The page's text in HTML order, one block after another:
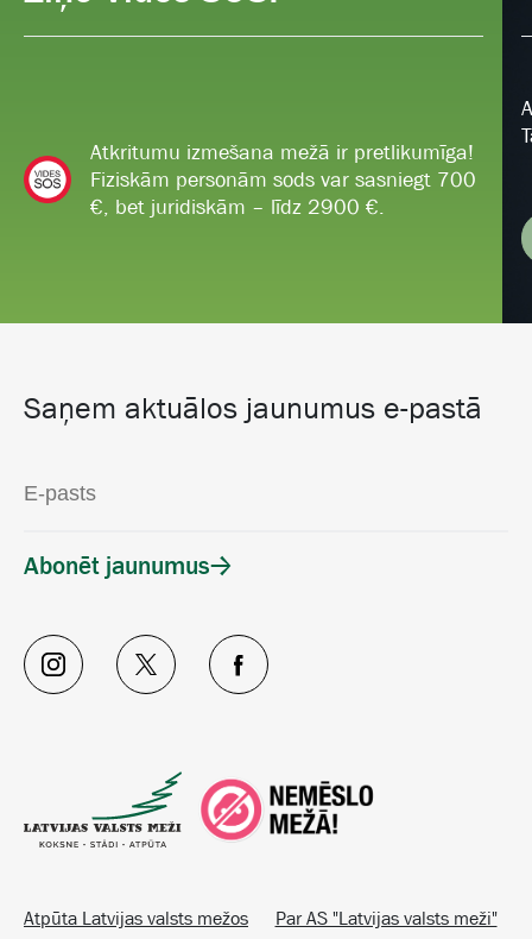
Atkritumu izmešana mežā ir pretlikumīga!
Fiziskām personām sods var sasniegt 700
€, bet juridiskām – līdz 2900 €.
Atpūta Latvijas valsts mežos
Par AS "Latvijas valsts meži"
Saņem aktuālos jaunumus e-pastā
Abonēt jaunumus